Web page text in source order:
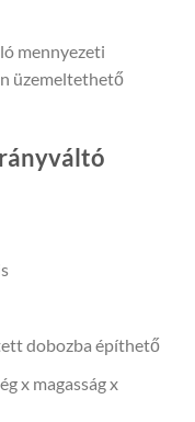
mennyezeti
üzemeltethető
dobozba építhető
x magasság x